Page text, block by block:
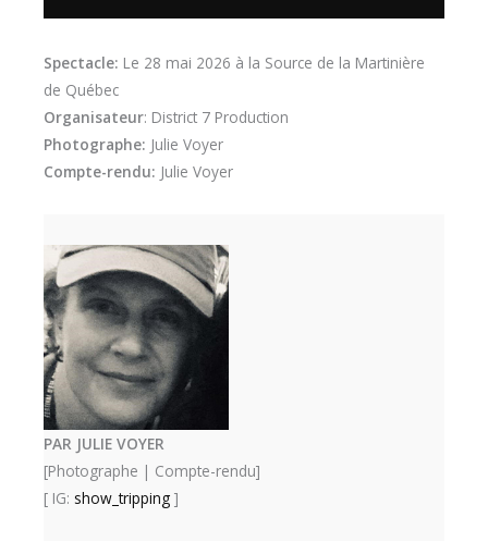
Spectacle: Le 28 mai 2026 à la Source de la Martinière
de Québec
Organisateur: District 7 Production
Photographe: Julie Voyer
Compte-rendu: Julie Voyer
PAR JULIE VOYER
[Photographe | Compte-rendu]
[ IG: show_tripping ]